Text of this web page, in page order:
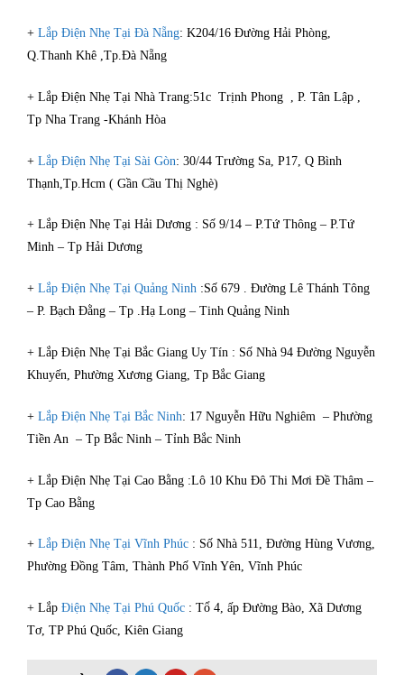
+ Lắp Điện Nhẹ Tại Đà Nẵng: K204/16 Đường Hải Phòng,
Q.Thanh Khê ,Tp.Đà Nẵng
+ Lắp Điện Nhẹ Tại Nhà Trang:51c Trịnh Phong , P. Tân Lập ,
Tp Nha Trang -Khánh Hòa
+ Lắp Điện Nhẹ Tại Sài Gòn: 30/44 Trường Sa, P17, Q Bình
Thạnh,Tp.Hcm ( Gần Cầu Thị Nghè)
+ Lắp Điện Nhẹ Tại Hải Dương : Số 9/14 – P.Tứ Thông – P.Tứ
Minh – Tp Hải Dương
+ Lắp Điện Nhẹ Tại Quảng Ninh :Số 679 . Đường Lê Thánh Tông
– P. Bạch Đằng – Tp .Hạ Long – Tinh Quảng Ninh
+ Lắp Điện Nhẹ Tại Bắc Giang Uy Tín : Số Nhà 94 Đường Nguyễn
Khuyến, Phường Xương Giang, Tp Bắc Giang
+ Lắp Điện Nhẹ Tại Bắc Ninh: 17 Nguyễn Hữu Nghiêm – Phường
Tiền An – Tp Bắc Ninh – Tỉnh Bắc Ninh
+ Lắp Điện Nhẹ Tại Cao Bằng :Lô 10 Khu Đô Thi Mơi Đề Thâm –
Tp Cao Bằng
+ Lắp Điện Nhẹ Tại Vĩnh Phúc : Số Nhà 511, Đường Hùng Vương,
Phường Đồng Tâm, Thành Phố Vĩnh Yên, Vĩnh Phúc
+ Lắp Điện Nhẹ Tại Phú Quốc : Tổ 4, ấp Đường Bào, Xã Dương
Tơ, TP Phú Quốc, Kiên Giang